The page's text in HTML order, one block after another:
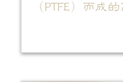
（PTFE）而成